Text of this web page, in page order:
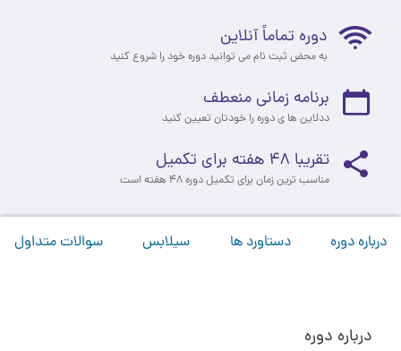
دوره تماماً آنلاین
به محض ثبت نام می توانید دوره خود را شروع کنید
برنامه زمانی منعطف
ددلاین ها ی دوره را خودتان تعیین کنید
تقریبا 48 هفته برای تکمیل
مناسب ترین زمان برای تکمیل دوره 48 هفته است
درباره دوره دستاورد ها سیلابس سوالات متداول
درباره دوره